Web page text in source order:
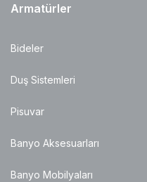
Armatürler
Bideler
Duş Sistemleri
Pisuvar
Banyo Aksesuarları
Banyo Mobilyaları